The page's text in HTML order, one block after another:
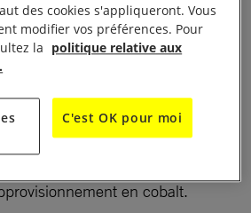
des gouvernements et de
200 000 tonnes par an d’ici
légalement des
en cobalt.
des cookies s'appliqueront. Vous
modifier vos préférences. Pour
la politique relative aux
C'est OK pour moi